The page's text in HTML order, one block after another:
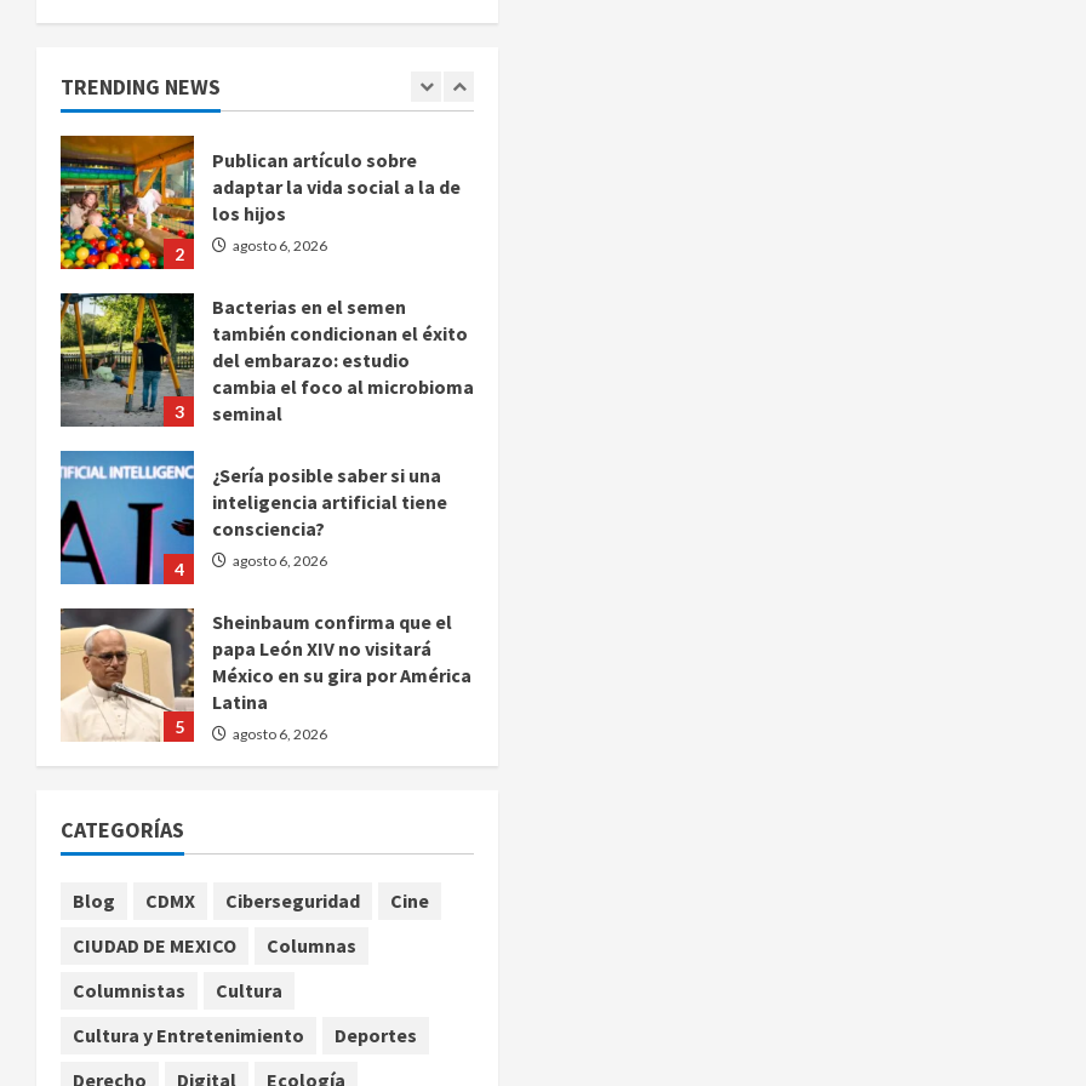
TRENDING NEWS
1
demandas millonarias por
2
Publican artículo sobre
adaptar la vida social a la de
los hijos
agosto 6, 2026
3
Bacterias en el semen
también condicionan el éxito
del embarazo: estudio
cambia el foco al microbioma
seminal
4
¿Sería posible saber si una
inteligencia artificial tiene
consciencia?
agosto 6, 2026
5
Sheinbaum confirma que el
papa León XIV no visitará
México en su gira por América
Latina
agosto 6, 2026
femeninas
agosto 6, 2026
2
Publican artículo sobre
los hijos
agosto 6, 2026
CATEGORÍAS
Blog CDMX Ciberseguridad
Cine
CIUDAD DE MEXICO
Columnas
Columnistas
Cultura
Cultura y Entretenimiento
Deportes
Derecho
Digital Ecología